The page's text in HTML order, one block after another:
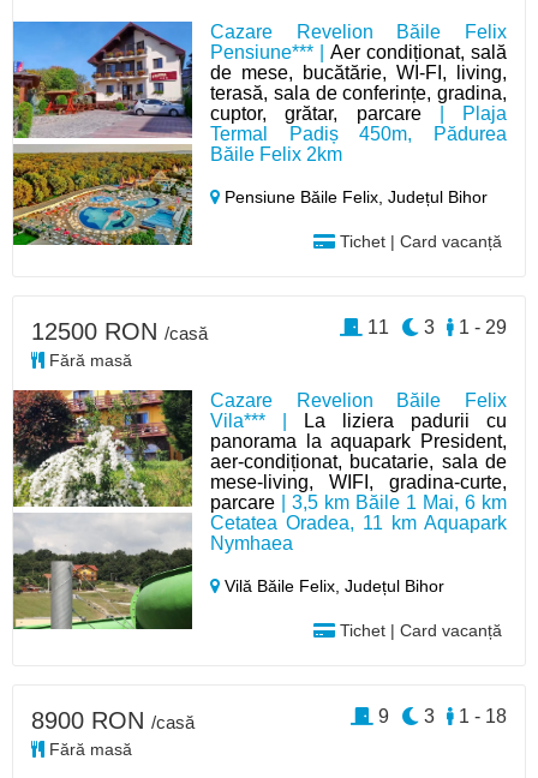
Cazare Revelion Băile Felix
Pensiune*** | Aer condiționat, sală
de mese, bucătărie, WI-FI, living,
terasă, sala de conferințe, gradina,
cuptor, grătar, parcare| Plaja
Termal Padiș 450m, Pădurea
Băile Felix 2km
Pensiune Băile Felix,Județul Bihor
Tichet | Card vacanță
Cazare Revelion Băile Felix
Vila*** |
La liziera padurii cu
panorama la aquapark President,
aer-condiționat, bucatarie, sala de
mese-living, WIFI, gradina-curte,
parcare | 3,5 km Băile 1 Mai, 6 km
Cetatea Oradea, 11 km Aquapark
Nymhaea
Vilă Băile Felix,Județul Bihor
Tichet | Card vacanță
12500 RON /casă
Fără masă
1 - 29
3
11
8900 RON /casă
Fără masă
1 - 18
3
9